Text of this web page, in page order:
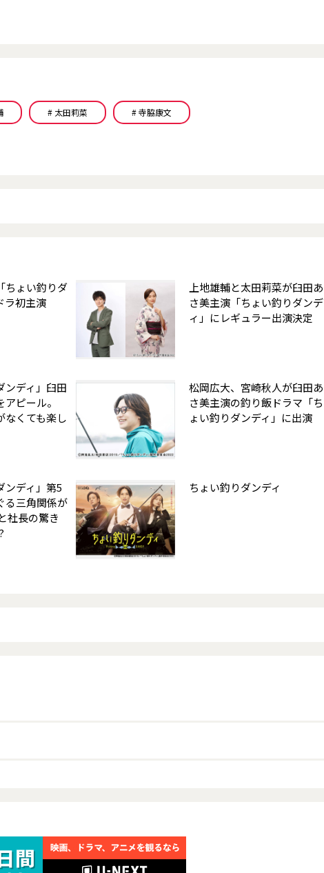
# 太田莉菜 # 寺脇康文
ちょい釣りダ
ラ初主演
上地雄輔と太田莉菜が臼田あ
さ美主演「ちょい釣りダンデ
ィ」にレギュラー出演決定
ンディ」臼田
ピール。
なくても楽し
松岡広大、宮崎秋人が臼田あ
さ美主演の釣り飯ドラマ「ち
ょい釣りダンディ」に出演
ンディ」第5
る三角関係が
社長の驚き
ちょい釣りダンディ